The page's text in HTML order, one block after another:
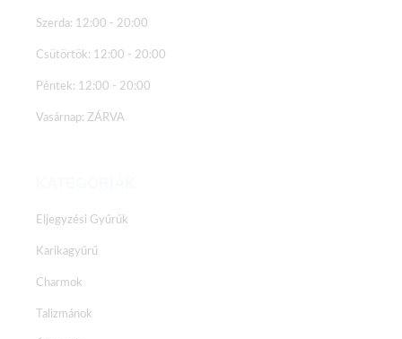
Szerda: 12:00 - 20:00
Csütörtök: 12:00 - 20:00
Péntek: 12:00 - 20:00
Vasárnap: ZÁRVA
Eljegyzési Gyűrűk
Karikagyűrű
Charmok
Talizmánok